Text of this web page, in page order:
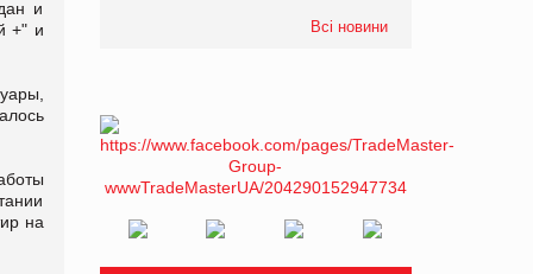
и
+" и
на
Всі новини